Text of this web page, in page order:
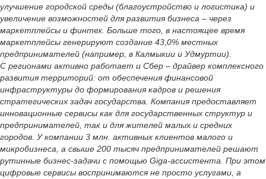
улучшение городской среды (благоустройство и логистика) и
увеличение возможностей для развития бизнеса – через
маркетплейсы и финтех. Больше того, в настоящее время
маркетплейсы генерируют создание 43,0% местных
предпринимателей (например, в Калмыкии и Удмуртии).
С регионами активно работает и Сбер – драйвер комплексного
развития территорий: от обеспечения финансовой
инфраструктуры до формирования кадров и решения
стратегических задач государства. Компания предоставляет
инновационные сервисы как для государственных структур и
предпринимателей, так и для жителей малых и средних
городов. У компании 3 млн. активных клиентов малого и
микробизнеса, а свыше 200 тысяч предпринимателей решают
рутинные бизнес-задачи с помощью Giga-ассистента. При этом
цифровые сервисы воспринимаются не просто услугами, а